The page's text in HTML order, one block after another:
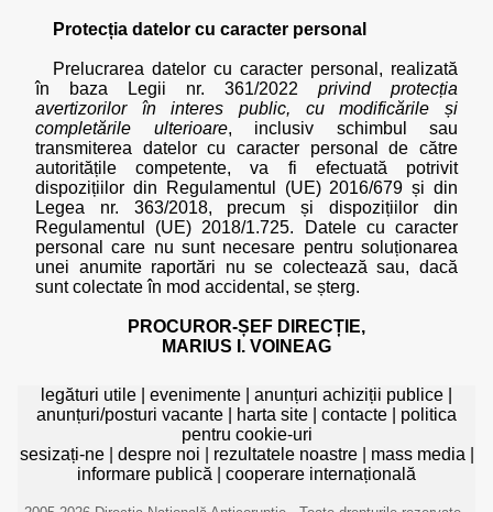
Protecția datelor cu caracter personal
Prelucrarea datelor cu caracter personal, realizată
în baza Legii nr. 361/2022 privind protecția
avertizorilor în interes public, cu modificările și
completările ulterioare, inclusiv schimbul sau
transmiterea datelor cu caracter personal de către
autoritățile competente, va fi efectuată potrivit
dispozițiilor din Regulamentul (UE) 2016/679 și din
Legea nr. 363/2018, precum și dispozițiilor din
Regulamentul (UE) 2018/1.725. Datele cu caracter
personal care nu sunt necesare pentru soluționarea
unei anumite raportări nu se colectează sau, dacă
sunt colectate în mod accidental, se șterg.
PROCUROR-ȘEF DIRECȚIE,
MARIUS I. VOINEAG
legături utile evenimente anunțuri achiziții publice
anunțuri/posturi vacante
harta site contacte
politica
pentru cookie-uri
sesizați-ne| despre noi rezultatele noastre| mass media
informare publică
cooperare internațională